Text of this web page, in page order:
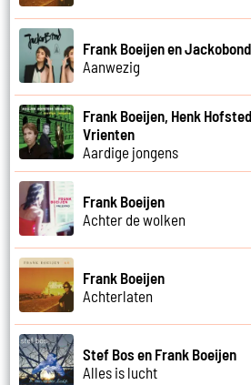
Frank Boeijen en Jackobond
Aanwezig
Frank Boeijen, Henk
Vrienten
Aardige jongens
Frank Boeijen
Achter de wolken
Frank Boeijen
Achterlaten
Stef Bos en Frank Boeijen
Alles is lucht